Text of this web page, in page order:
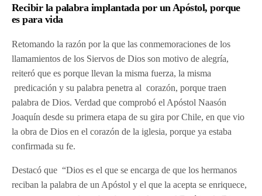
Recibir la palabra implantada por un Apóstol, porque
es para vida
Retomando la razón por la que las conmemoraciones de los
llamamientos de los Siervos de Dios son motivo de alegría,
reiteró que es porque llevan la misma fuerza, la misma
predicación y su palabra penetra al corazón, porque traen
palabra de Dios. Verdad que comprobó el Apóstol Naasón
Joaquín desde su primera etapa de su gira por Chile, en que vio
la obra de Dios en el corazón de la iglesia, porque ya estaba
confirmada su fe.
Destacó que “Dios es el que se encarga de que los hermanos
reciban la palabra de un Apóstol y el que la acepta se enriquece,